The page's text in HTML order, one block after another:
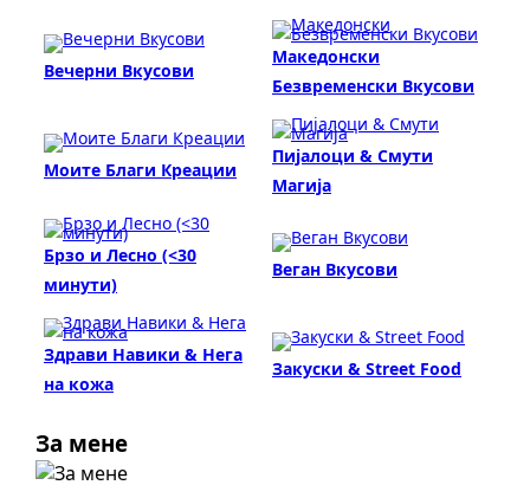
Вечерни Вкусови
Македонски
Безвременски Вкусови
Моите Благи Креации
Пијалоци & Смути
Магија
Брзо и Лесно (<30
минути)
Веган Вкусови
Здрави Навики & Нега
на кожа
Закуски & Street Food
За мене